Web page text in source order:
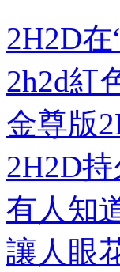
2H2D
2h2d紅
金尊版
2H2D
有人知
讓人眼